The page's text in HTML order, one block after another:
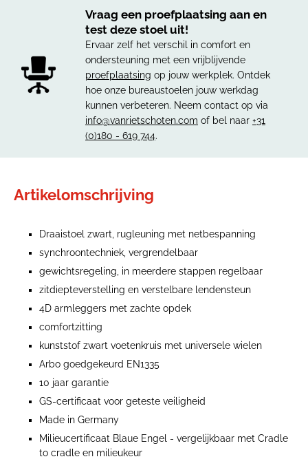
Vraag een proefplaatsing aan en
test deze stoel uit!
Ervaar zelf het verschil in comfort en
ondersteuning met een vrijblijvende
proefplaatsing op jouw werkplek. Ontdek
hoe onze bureaustoelen jouw werkdag
kunnen verbeteren. Neem contact op via
info@vanrietschoten.com of bel naar +31
(0)180 - 619 744.
Artikelomschrijving
Draaistoel zwart, rugleuning met netbespanning
synchroontechniek, vergrendelbaar
gewichtsregeling, in meerdere stappen regelbaar
zitdiepteverstelling en verstelbare lendensteun
4D armleggers met zachte opdek
comfortzitting
kunststof zwart voetenkruis met universele wielen
Arbo goedgekeurd EN1335
10 jaar garantie
GS-certificaat voor geteste veiligheid
Made in Germany
Milieucertificaat Blaue Engel - vergelijkbaar met Cradle
to cradle en milieukeur